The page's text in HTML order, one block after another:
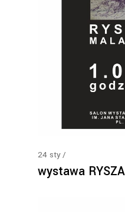
24 sty
wystawa